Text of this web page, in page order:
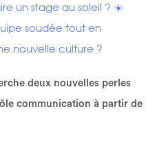
un stage au soleil ? ☀️
soudée tout en
nouvelle culture ?
deux nouvelles perles
communication à partir de